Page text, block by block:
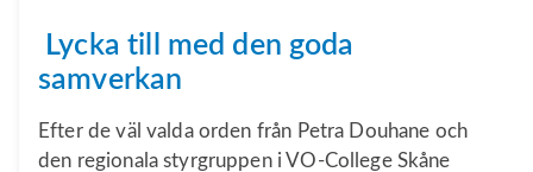
Lycka till med den goda
samverkan
Efter de väl valda orden från Petra Douhane och
den regionala styrgruppen i VO-College Skåne